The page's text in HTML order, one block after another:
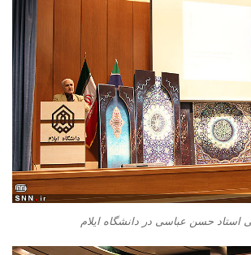
استاد حسن عباسی در دانشگاه ایلام